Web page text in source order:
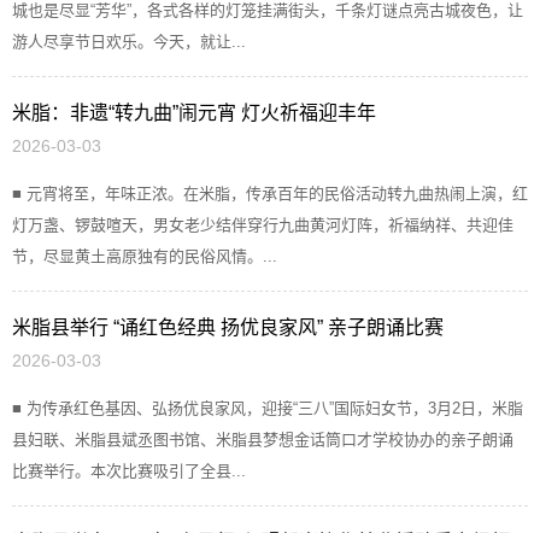
城也是尽显“芳华”，各式各样的灯笼挂满街头，千条灯谜点亮古城夜色，让
游人尽享节日欢乐。今天，就让...
米脂：非遗“转九曲”闹元宵 灯火祈福迎丰年
2026-03-03
■ 元宵将至，年味正浓。在米脂，传承百年的民俗活动转九曲热闹上演，红
灯万盏、锣鼓喧天，男女老少结伴穿行九曲黄河灯阵，祈福纳祥、共迎佳
节，尽显黄土高原独有的民俗风情。...
米脂县举行 “诵红色经典 扬优良家风” 亲子朗诵比赛
2026-03-03
■ 为传承红色基因、弘扬优良家风，迎接“三八”国际妇女节，3月2日，米脂
县妇联、米脂县斌丞图书馆、米脂县梦想金话筒口才学校协办的亲子朗诵
比赛举行。本次比赛吸引了全县...